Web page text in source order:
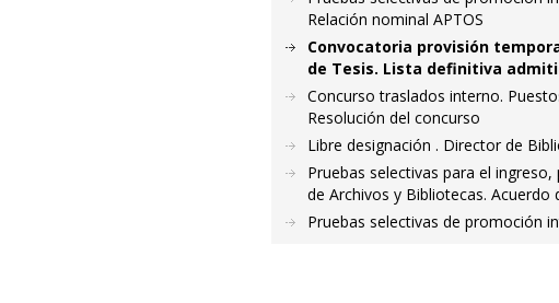
Relación nominal APTOS
Convocatoria provisión
de Tesis. Lista definitiva
Concurso traslados interno.
Resolución del concurso
Libre designación . Director de
Pruebas selectivas para el
de Archivos y Bibliotecas. Acuerdo
Pruebas selectivas de promoción